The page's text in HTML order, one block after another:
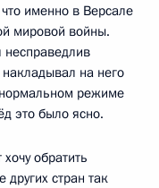
именно в Версале
мировой войны.
несправедлив
на него
режиме
это было ясно.
обратить
стран так